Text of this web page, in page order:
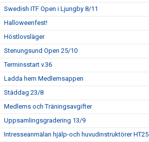
Swedish ITF Open i Ljungby 8/11
Halloweenfest!
Höstlovsläger
Stenungsund Open 25/10
Terminsstart v.36
Ladda hem Medlemsappen
Städdag 23/8
Medlems och Träningsavgifter
Uppsamlingsgradering 13/9
Intresseanmälan hjälp-och huvudinstruktörer HT25